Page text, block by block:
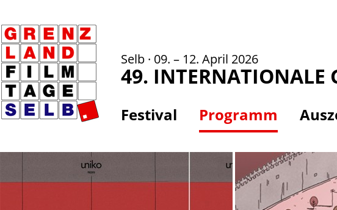
Selb · 09. – 12. April 2026
49. INTERNATIONALE
Festival Programm